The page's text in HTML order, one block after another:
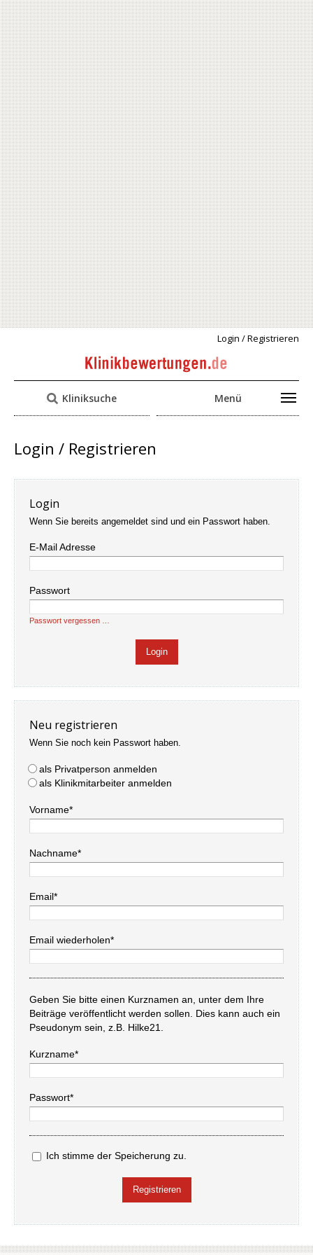
Login / Registrieren
Kliniksuche Menü
Login / Registrieren
Login
Wenn Sie bereits angemeldet sind und ein Passwort haben.
E-Mail Adresse
Passwort
Passwort vergessen …
Neu registrieren
Wenn Sie noch kein Passwort haben.
als Privatperson anmelden
als Klinikmitarbeiter anmelden
Vorname*
Nachname*
Email*
Email wiederholen*
Geben Sie bitte einen Kurznamen an, unter dem Ihre
Beiträge veröffentlicht werden sollen. Dies kann auch ein
Pseudonym sein, z.B. Hilke21.
Kurzname*
Passwort*
Ich stimme der Speicherung zu.